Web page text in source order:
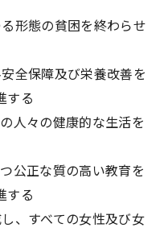
形態の貧困を終わらせ
全保障及び栄養改善を
する
人々の健康的な生活を
公正な質の高い教育を
する
、すべての女性及び女